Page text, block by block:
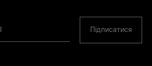
Підписатися